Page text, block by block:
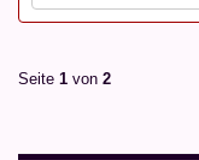
Seite 1 von 2